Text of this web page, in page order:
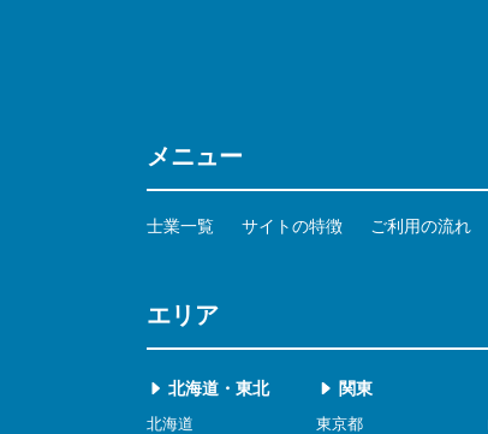
メニュー
士業一覧 サイトの特徴 ご利用の流れ
エリア
北海道・東北
北海道
関東
東京都